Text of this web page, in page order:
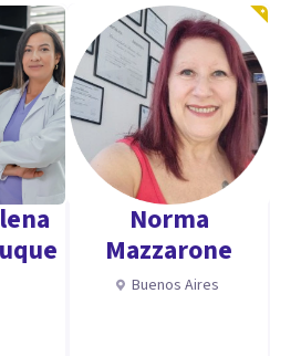
Norma
Mazzarone
Buenos Aires